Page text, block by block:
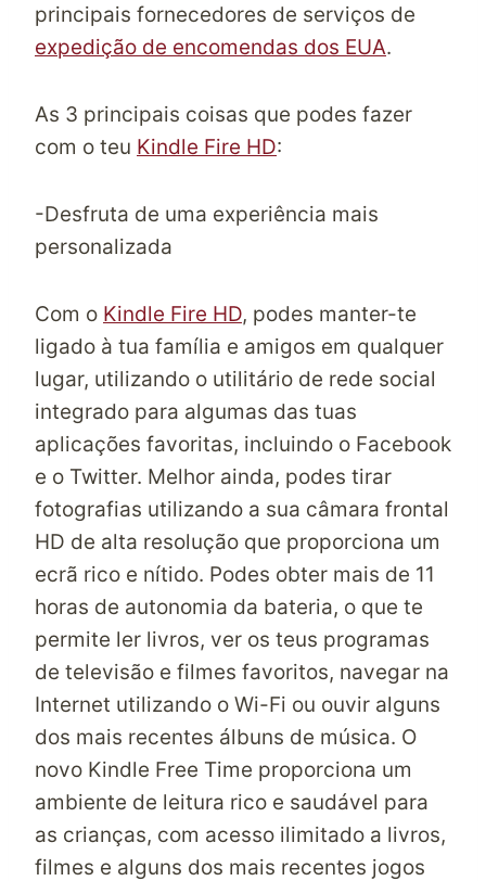
principais fornecedores de serviços de
expedição de encomendas dos EUA.
As 3 principais coisas que podes fazer
com o teu Kindle Fire HD:
-Desfruta de uma experiência mais
personalizada
Com o Kindle Fire HD, podes manter-te
ligado à tua família e amigos em qualquer
lugar, utilizando o utilitário de rede social
integrado para algumas das tuas
aplicações favoritas, incluindo o Facebook
e o Twitter. Melhor ainda, podes tirar
fotografias utilizando a sua câmara frontal
HD de alta resolução que proporciona um
ecrã rico e nítido. Podes obter mais de 11
horas de autonomia da bateria, o que te
permite ler livros, ver os teus programas
de televisão e filmes favoritos, navegar na
Internet utilizando o Wi-Fi ou ouvir alguns
dos mais recentes álbuns de música. O
novo Kindle Free Time proporciona um
ambiente de leitura rico e saudável para
as crianças, com acesso ilimitado a livros,
filmes e alguns dos mais recentes jogos